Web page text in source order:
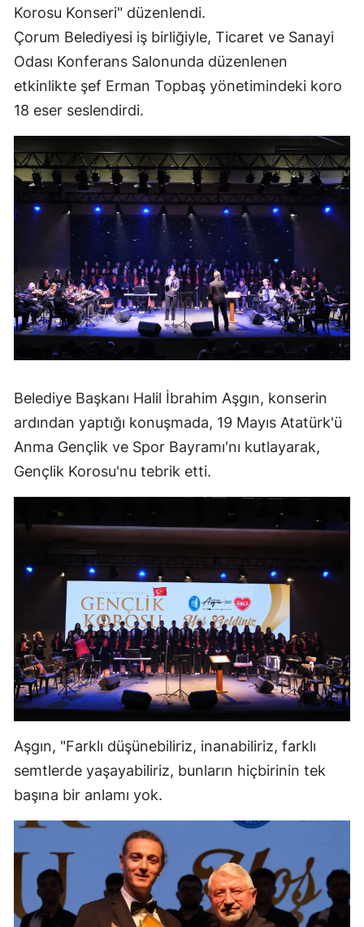
Eskişehir
Gaziantep
Gümüşhane
Hakkari
Hatay
Isparta
Mersin
İstanbul
İzmir
Kars
Kastamonu
Kayseri
Kırşehir
Konya
Kütahya
Malatya
Manisa
Kahramanmaraş
Mardin
Muş
Nevşehir
Niğde
Korosu Konseri" düzenlendi.
Çorum Belediyesi iş birliğiyle, Ticaret ve Sanayi
Odası Konferans Salonunda düzenlenen
etkinlikte şef Erman Topbaş yönetimindeki koro
18 eser seslendirdi.
Belediye Başkanı Halil İbrahim Aşgın, konserin
ardından yaptığı konuşmada, 19 Mayıs Atatürk'ü
Anma Gençlik ve Spor Bayramı'nı kutlayarak,
Gençlik Korosu'nu tebrik etti.
Aşgın, "Farklı düşünebiliriz, inanabiliriz, farklı
semtlerde yaşayabiliriz, bunların hiçbirinin tek
başına bir anlamı yok.